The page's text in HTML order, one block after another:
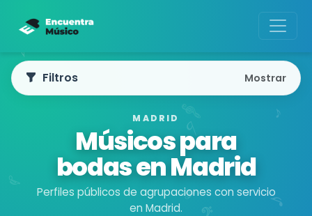
MADRID
Músicos para
bodas en Madrid
Perfiles públicos de agrupaciones con servicio
en Madrid.
Filtros Mostrar